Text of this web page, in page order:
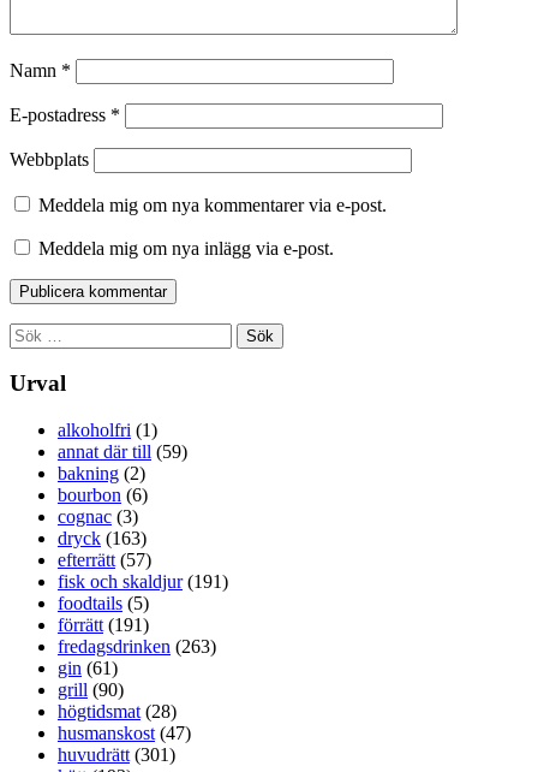
Namn *
E-postadress *
Webbplats
Meddela mig om nya kommentarer via e-post.
Meddela mig om nya inlägg via e-post.
Sök
efter:
Urval
alkoholfri (1)
annat där till (59)
bakning (2)
bourbon (6)
cognac (3)
dryck (163)
efterrätt (57)
fisk och skaldjur(191)
foodtails (5)
förrätt (191)
fredagsdrinken (263)
gin (61)
grill (90)
högtidsmat (28)
husmanskost (47)
huvudrätt (301)